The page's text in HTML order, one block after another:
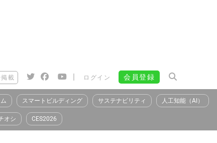
載 | ログイン 会員登録
スマートビルディング サステナビリティ 人工知能（AI）
オシ CES2026